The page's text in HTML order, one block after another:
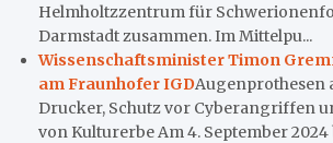
Helmholtzzentrum für
Darmstadt zusammen. Im Mittelpu...
Wissenschaftsminister Timon
am Fraunhofer IGDAugenprothesen
Drucker, Schutz vor Cyberangriffen
von Kulturerbe Am 4. September 2024